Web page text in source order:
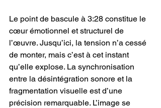
Le point de bascule à 3:28 constitue le
cœur émotionnel et structurel de
l’œuvre. Jusqu’ici, la tension n’a cessé
de monter, mais c’est à cet instant
qu’elle explose. La synchronisation
entre la désintégration sonore et la
fragmentation visuelle est d’une
précision remarquable. L’image se